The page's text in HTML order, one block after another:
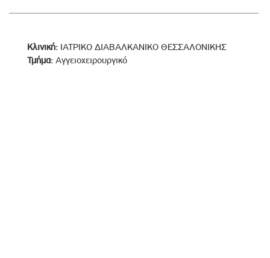
Κλινική: ΙΑΤΡΙΚΟ ΔΙΑΒΑΛΚΑΝΙΚΟ ΘΕΣΣΑΛΟΝΙΚΗΣ
Τμήμα: Αγγειοχειρουργικό